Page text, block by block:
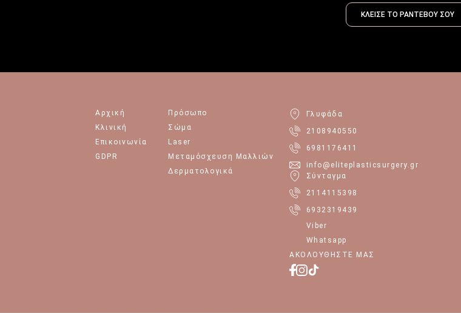
ΚΛΕΙΣΕ ΤΟ ΡΑΝΤΕΒΟΥ ΣΟΥ
Αρχική
Κλινική
Επικοινωνία
GDPR
Πρόσωπο
Σώμα
Laser
Μεταμόσχευση Μαλλιών
Δερματολογικά
Γλυφάδα
2108940550
6981176411
info@eliteplasticsurgery.gr
Σύνταγμα
2114115398
6932319439
Viber
Whatsapp
ΑΚΟΛΟΥΘΉΣΤΕ ΜΑΣ